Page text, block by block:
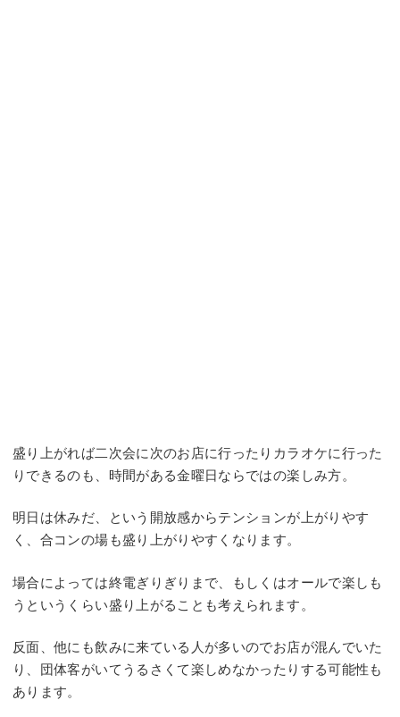
盛り上がれば二次会に次のお店に行ったりカラオケに行った
りできるのも、時間がある金曜日ならではの楽しみ方。
明日は休みだ、という開放感からテンションが上がりやす
く、合コンの場も盛り上がりやすくなります。
場合によっては終電ぎりぎりまで、もしくはオールで楽しも
うというくらい盛り上がることも考えられます。
反面、他にも飲みに来ている人が多いのでお店が混んでいた
り、団体客がいてうるさくて楽しめなかったりする可能性も
あります。